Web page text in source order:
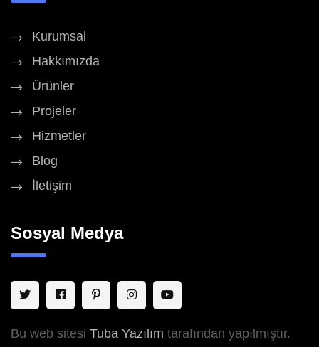
Kurumsal
Hakkımızda
Ürünler
Projeler
Hizmetler
Blog
İletişim
Sosyal Medya
Bu web sitesi Tuba Yazılım tarafından yapılmıştır.